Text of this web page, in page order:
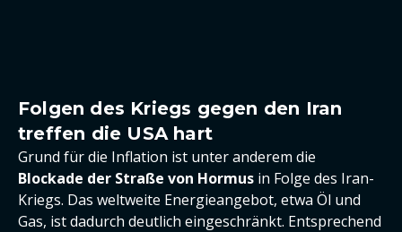
Folgen des Kriegs gegen den Iran
treffen die USA hart
Grund für die Inflation ist unter anderem die
Blockade der Straße von Hormus in Folge des Iran-
Kriegs. Das weltweite Energieangebot, etwa Öl und
Gas, ist dadurch deutlich eingeschränkt. Entsprechend